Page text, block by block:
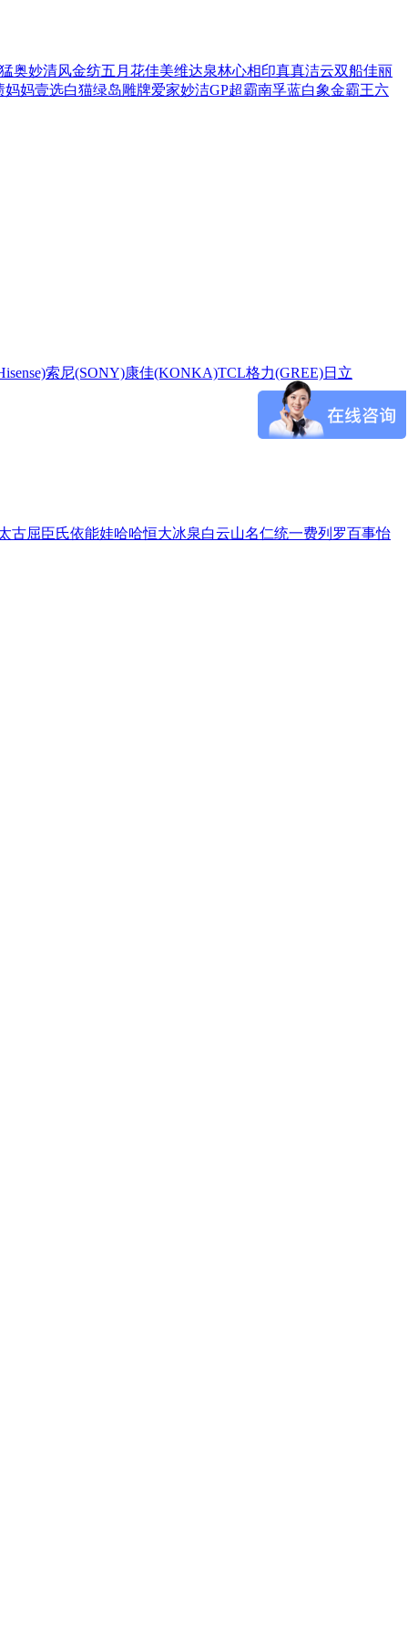
奥妙清风金纺五月花佳美维达泉林心相印真真洁云双船佳丽
妈妈壹选白猫绿岛雕牌爱家妙洁GP超霸南孚蓝白象金霸王六
索尼(SONY)康佳(KONKA)TCL格力(GREE)日立
古屈臣氏依能娃哈哈恒大冰泉白云山名仁统一费列罗百事怡